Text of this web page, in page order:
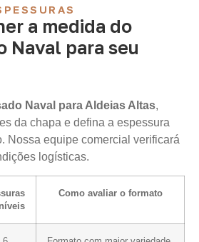
a medida do
Naval para seu
Naval para Aldeias Altas,
da chapa e defina a espessura
Nossa equipe comercial verificará
logísticas.
Como avaliar o formato